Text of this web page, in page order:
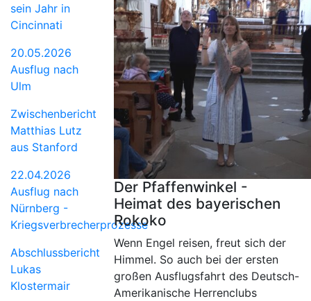
sein Jahr in
Cincinnati
20.05.2026
Ausflug nach
Ulm
Zwischenbericht
Matthias Lutz
aus Stanford
22.04.2026
Ausflug nach
Nürnberg -
Kriegsverbrecherprozesse
Abschlussbericht
Lukas
Klostermair
Der Pfaffenwinkel -
Heimat des bayerischen
Rokoko
Wenn Engel reisen, freut sich der
Himmel. So auch bei der ersten
großen Ausflugsfahrt des Deutsch-
Amerikanische Herrenclubs